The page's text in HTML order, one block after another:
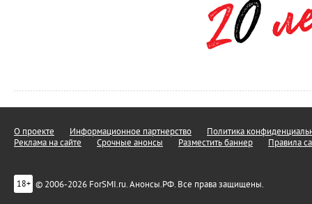
О проекте Информационное партнерство
Политика
Реклама на сайте
Срочные анонсы Разместить баннер Правила
18+ © 2006-2026 ForSMI.ru. Анонсы.РФ. Все права защищены.